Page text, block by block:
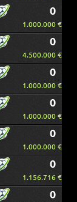
0
1.000.000 €
0
4.500.000 €
0
1.000.000 €
0
1.000.000 €
0
1.000.000 €
0
1.156.716 €
0